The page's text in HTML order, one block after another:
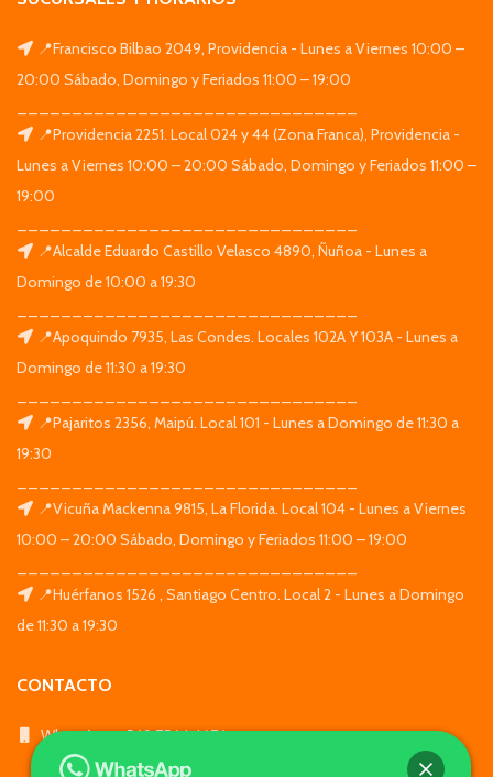
📍Francisco Bilbao 2049, Providencia - Lunes a Viernes 10:00 –
20:00 Sábado, Domingo y Feriados 11:00 – 19:00
📍Providencia 2251. Local 024 y 44 (Zona Franca), Providencia -
Lunes a Viernes 10:00 – 20:00 Sábado, Domingo y Feriados 11:00 –
19:00
📍Alcalde Eduardo Castillo Velasco 4890, Ñuñoa - Lunes a
Domingo de 10:00 a 19:30
📍Apoquindo 7935, Las Condes. Locales 102A Y 103A - Lunes a
Domingo de 11:30 a 19:30
📍Pajaritos 2356, Maipú. Local 101 - Lunes a Domingo de 11:30 a
19:30
📍Vicuña Mackenna 9815, La Florida. Local 104 - Lunes a Viernes
10:00 – 20:00 Sábado, Domingo y Feriados 11:00 – 19:00
📍Huérfanos 1526 , Santiago Centro. Local 2 - Lunes a Domingo
de 11:30 a 19:30
CONTACTO
WhatsApp: +569 7564 4676